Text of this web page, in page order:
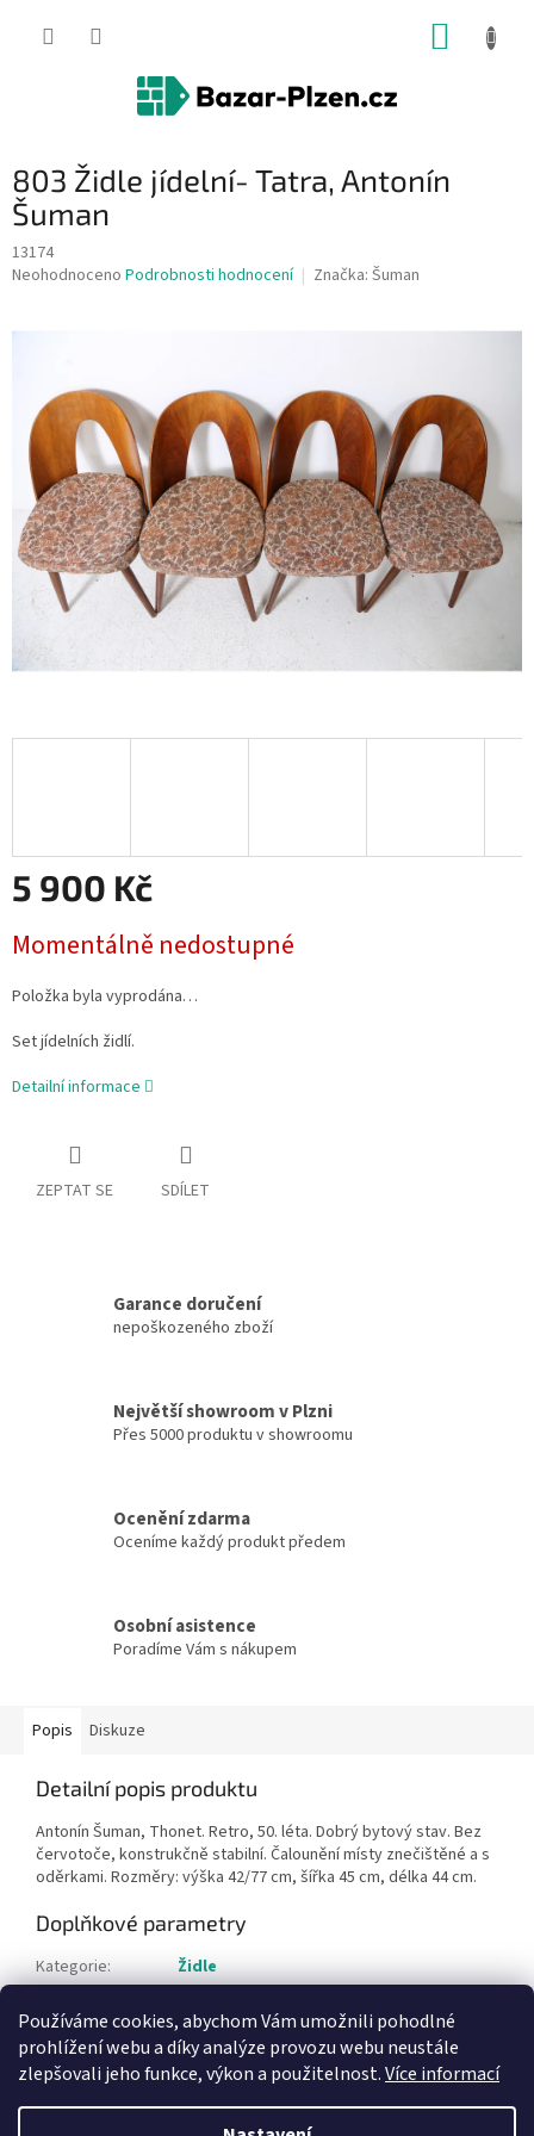
Používáme cookies, abychom Vám umožnili pohodlné
prohlížení webu a díky analýze provozu webu neustále
zlepšovali jeho funkce, výkon a použitelnost.Více informací
803 Židle jídelní- Tatra, Antonín
Šuman
13174
Průměrné
hvězdiček.
Neohodnoceno Podrobnosti hodnocení Značka: Šuman
5 900 Kč
cena:
Momentálně nedostupné
Položka byla vyprodána…
Set jídelních židlí.
Detailní informace
ZEPTAT SE SDÍLET
Garance doručení
nepoškozeného zboží
Největší showroom v Plzni
Přes 5000 produktu v showroomu
Ocenění zdarma
Oceníme každý produkt předem
Osobní asistence
Poradíme Vám s nákupem
Popis Diskuze
Detailní popis produktu
Antonín Šuman, Thonet. Retro, 50. léta. Dobrý bytový stav. Bez
červotoče, konstrukčně stabilní. Čalounění místy znečištěné a s
oděrkami. Rozměry: výška 42/77 cm, šířka 45 cm, délka 44 cm.
Doplňkové parametry
Kategorie:
Židle
Položka byla vyprodána…